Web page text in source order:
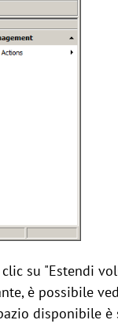
su "Estendi
è possibile
disponibile è